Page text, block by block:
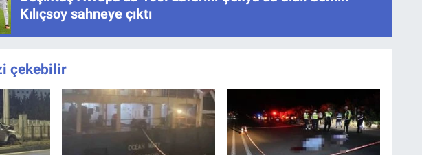
Kılıçsoy sahneye çıktı
çekebilir